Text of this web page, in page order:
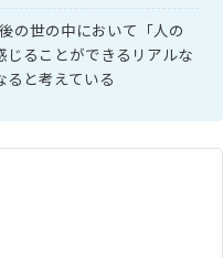
の世の中において「人の
ることができるリアルな
と考えている